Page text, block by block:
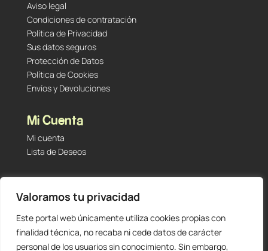
Valoramos tu privacidad
Este portal web únicamente utiliza cookies propias con
finalidad técnica, no recaba ni cede datos de carácter
personal de los usuarios sin conocimiento. Sin embargo,
Aviso legal
Condiciones de contratación
Política de Privacidad
Sus datos seguros
Protección de Datos
Política de Cookies
Envíos y Devoluciones
Mi Cuenta
Mi cuenta
Lista de Deseos
Tu Tienda de Segunda Mano, Sambara #101 (Madrid,
28027 – España)
912 60 05 55 |+34 601 23 09 14
info@staging.tutiendadesegundamano.com